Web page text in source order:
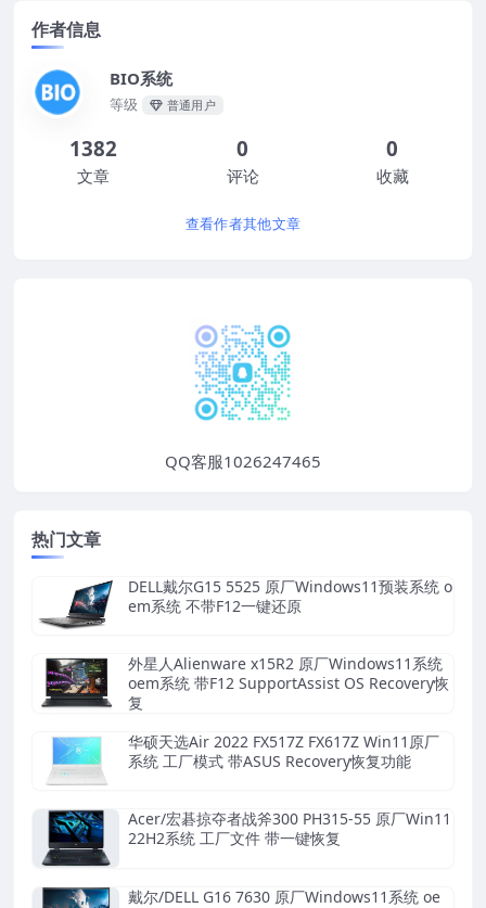
作者信息
BIO系统
等级 普通用户
1382
文章
0
评论
0
收藏
查看作者其他文章
QQ客服1026247465
热门文章
DELL戴尔G15 5525 原厂Windows11预装系统 o
em系统 不带F12一键还原
外星人Alienware x15R2 原厂Windows11系统
oem系统 带F12 SupportAssist OS Recovery恢
复
华硕天选Air 2022 FX517Z FX617Z Win11原厂
系统 工厂模式 带ASUS Recovery恢复功能
Acer/宏碁掠夺者战斧300 PH315-55 原厂Win11
22H2系统 工厂文件 带一键恢复
戴尔/DELL G16 7630 原厂Windows11系统 oe